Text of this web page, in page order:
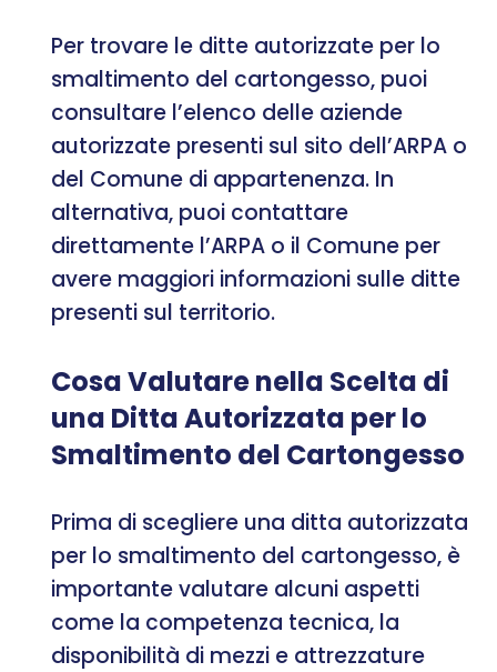
Per trovare le ditte autorizzate per lo
smaltimento del cartongesso, puoi
consultare l’elenco delle aziende
autorizzate presenti sul sito dell’ARPA o
del Comune di appartenenza. In
alternativa, puoi contattare
direttamente l’ARPA o il Comune per
avere maggiori informazioni sulle ditte
presenti sul territorio.
Cosa Valutare nella Scelta di
una Ditta Autorizzata per lo
Smaltimento del Cartongesso
Prima di scegliere una ditta autorizzata
per lo smaltimento del cartongesso, è
importante valutare alcuni aspetti
come la competenza tecnica, la
disponibilità di mezzi e attrezzature